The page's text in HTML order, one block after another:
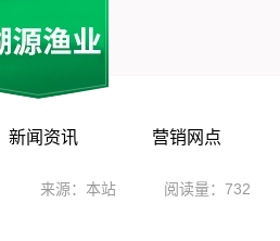
新闻资讯 营销网点
鲟龙鱼
来源：本站 阅读量：732